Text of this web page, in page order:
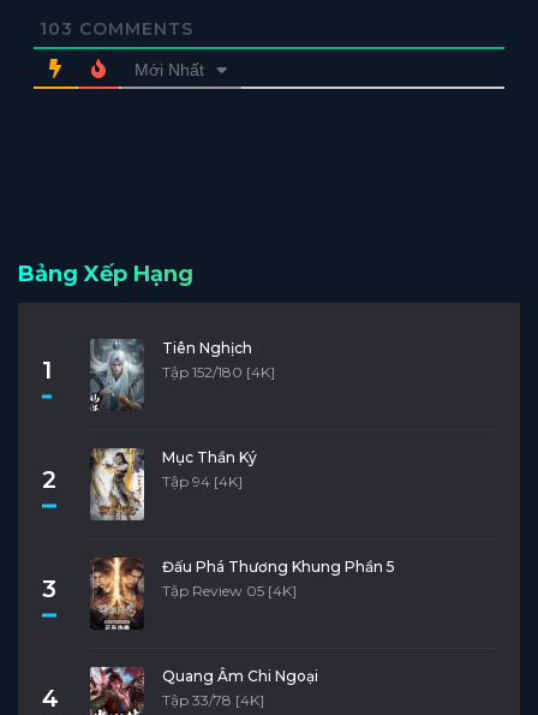
103 COMMENTS
Mới Nhất
Bảng Xếp Hạng
1
Tiên Nghịch
Tập 152/180 [4K]
2
Mục Thần Ký
Tập 94 [4K]
3
Đấu Phá Thương Khung Phần 5
Tập Review 05 [4K]
4
Quang Âm Chi Ngoại
Tập 33/78 [4K]